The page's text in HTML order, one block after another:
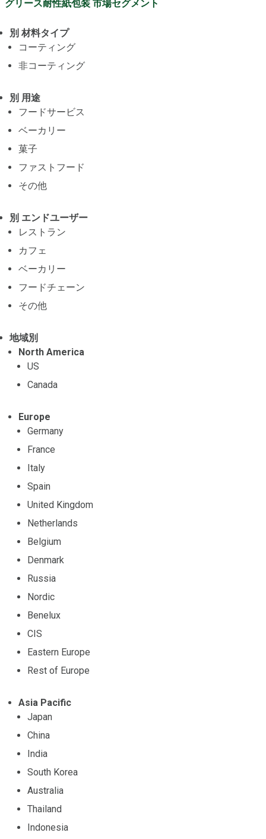
グリース耐性紙包装 市場セグメント
別 材料タイプ
コーティング
非コーティング
別 用途
フードサービス
ベーカリー
菓子
ファストフード
その他
別 エンドユーザー
レストラン
カフェ
ベーカリー
フードチェーン
その他
地域別
North America
US
Canada
Europe
Germany
France
Italy
Spain
United Kingdom
Netherlands
Belgium
Denmark
Russia
Nordic
Benelux
CIS
Eastern Europe
Rest of Europe
Asia Pacific
Japan
China
India
South Korea
Australia
Thailand
Indonesia